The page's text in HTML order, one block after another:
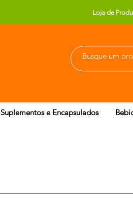
Loja de
Suplementos e Encapsulados